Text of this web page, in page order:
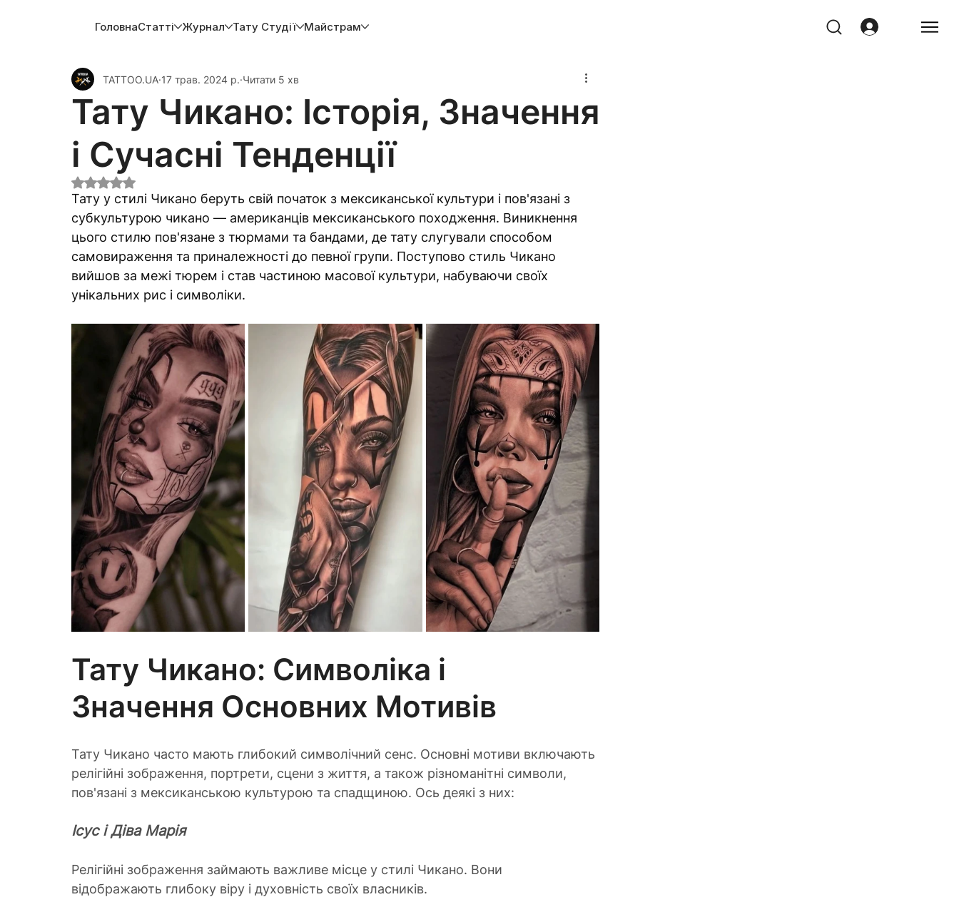
ГоловнаСтатті Журнал Тату Студії Майстрам
Тату Чикано: Історія, Значення
і Сучасні Тенденції
TATTOO.UA 17 трав. 2024 р. Читати 5 хв
Оцінка: NaN з 5 зірок.
Тату у стилі Чикано беруть свій початок з мексиканської культури і пов'язані з
субкультурою чикано — американців мексиканського походження. Виникнення
цього стилю пов'язане з тюрмами та бандами, де тату слугували способом
самовираження та приналежності до певної групи. Поступово стиль Чикано
вийшов за межі тюрем і став частиною масової культури, набуваючи своїх
унікальних рис і символіки.
Тату Чикано: Символіка і
Значення Основних Мотивів
Тату Чикано часто мають глибокий символічний сенс. Основні мотиви включають
релігійні зображення, портрети, сцени з життя, а також різноманітні символи,
пов'язані з мексиканською культурою та спадщиною. Ось деякі з них:
Ісус і Діва Марія
Релігійні зображення займають важливе місце у стилі Чикано. Вони
відображають глибоку віру і духовність своїх власників.